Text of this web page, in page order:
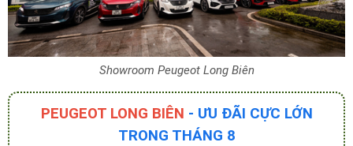
Showroom Peugeot Long Biên
PEUGEOT LONG BIÊN - ƯU ĐÃI CỰC LỚN
TRONG THÁNG 8